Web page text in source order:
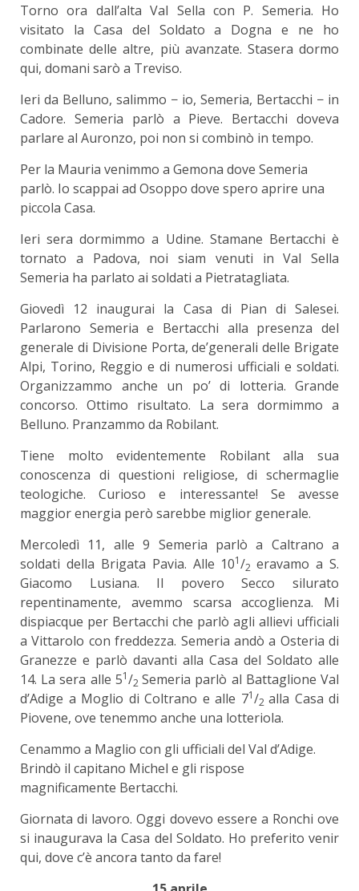
Torno ora dall’alta Val Sella con P. Semeria. Ho
visitato la Casa del Soldato a Dogna e ne ho
combinate delle altre, più avanzate. Stasera dormo
qui, domani sarò a Treviso.
Ieri da Belluno, salimmo − io, Semeria, Bertacchi − in
Cadore. Semeria parlò a Pieve. Bertacchi doveva
parlare al Auronzo, poi non si combinò in tempo.
Per la Mauria venimmo a Gemona dove Semeria
parlò. Io scappai ad Osoppo dove spero aprire una
piccola Casa.
Ieri sera dormimmo a Udine. Stamane Bertacchi è
tornato a Padova, noi siam venuti in Val Sella
Semeria ha parlato ai soldati a Pietratagliata.
Giovedì 12 inaugurai la Casa di Pian di Salesei.
Parlarono Semeria e Bertacchi alla presenza del
generale di Divisione Porta, de’generali delle Brigate
Alpi, Torino, Reggio e di numerosi ufficiali e soldati.
Organizzammo anche un po’ di lotteria. Grande
concorso. Ottimo risultato. La sera dormimmo a
Belluno. Pranzammo da Robilant.
Tiene molto evidentemente Robilant alla sua
conoscenza di questioni religiose, di schermaglie
teologiche. Curioso e interessante! Se avesse
maggior energia però sarebbe miglior generale.
Mercoledì 11, alle 9 Semeria parlò a Caltrano a
soldati della Brigata Pavia. Alle 101/2eravamo a S.
Giacomo Lusiana. Il povero Secco silurato
repentinamente, avemmo scarsa accoglienza. Mi
dispiacque per Bertacchi che parlò agli allievi ufficiali
a Vittarolo con freddezza. Semeria andò a Osteria di
Granezze e parlò davanti alla Casa del Soldato alle
14. La sera alle 51/2Semeria parlò al Battaglione Val
d’Adige a Moglio di Coltrano e alle 71/2 alla Casa di
Piovene, ove tenemmo anche una lotteriola.
Cenammo a Maglio con gli ufficiali del Val d’Adige.
Brindò il capitano Michel e gli rispose
magnificamente Bertacchi.
Giornata di lavoro. Oggi dovevo essere a Ronchi ove
si inaugurava la Casa del Soldato. Ho preferito venir
qui, dove c’è ancora tanto da fare!